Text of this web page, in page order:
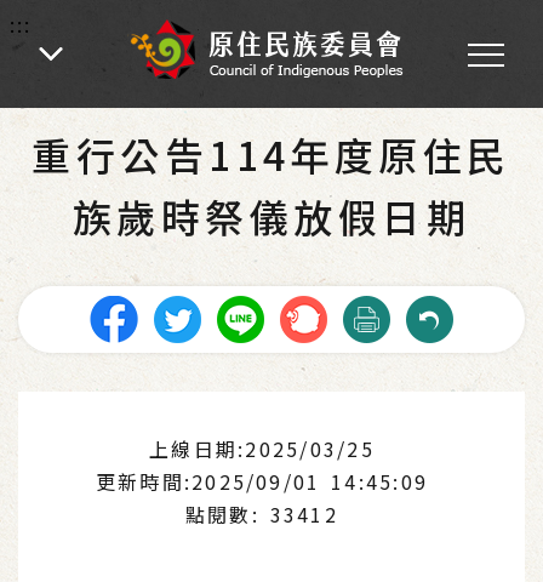
:::
:::
首頁 - 為民服務 - 歲時祭儀專區
重行公告114年度原住民
族歲時祭儀放假日期
上線日期:2025/03/25
更新時間:2025/09/01 14:45:09
點閱數: 33412